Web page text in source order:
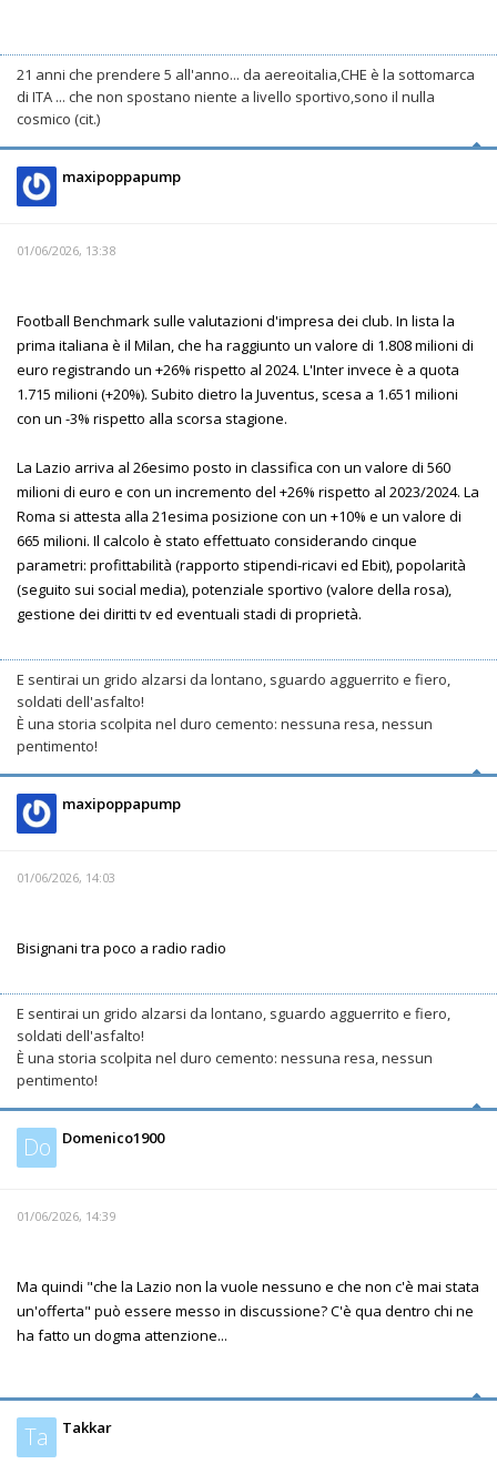
21 anni che prendere 5 all'anno... da aereoitalia,CHE è la sottomarca
di ITA ... che non spostano niente a livello sportivo,sono il nulla
cosmico (cit.)
maxipoppapump
01/06/2026, 13:38
Football Benchmark sulle valutazioni d'impresa dei club. In lista la
prima italiana è il Milan, che ha raggiunto un valore di 1.808 milioni di
euro registrando un +26% rispetto al 2024. L'Inter invece è a quota
1.715 milioni (+20%). Subito dietro la Juventus, scesa a 1.651 milioni
con un -3% rispetto alla scorsa stagione.
La Lazio arriva al 26esimo posto in classifica con un valore di 560
milioni di euro e con un incremento del +26% rispetto al 2023/2024. La
Roma si attesta alla 21esima posizione con un +10% e un valore di
665 milioni. Il calcolo è stato effettuato considerando cinque
parametri: profittabilità (rapporto stipendi-ricavi ed Ebit), popolarità
(seguito sui social media), potenziale sportivo (valore della rosa),
gestione dei diritti tv ed eventuali stadi di proprietà.
E sentirai un grido alzarsi da lontano, sguardo agguerrito e fiero,
soldati dell'asfalto!
È una storia scolpita nel duro cemento: nessuna resa, nessun
pentimento!
maxipoppapump
01/06/2026, 14:03
Bisignani tra poco a radio radio
E sentirai un grido alzarsi da lontano, sguardo agguerrito e fiero,
soldati dell'asfalto!
È una storia scolpita nel duro cemento: nessuna resa, nessun
pentimento!
Do Domenico1900
01/06/2026, 14:39
Ma quindi "che la Lazio non la vuole nessuno e che non c'è mai stata
un'offerta" può essere messo in discussione? C'è qua dentro chi ne
ha fatto un dogma attenzione...
Ta Takkar